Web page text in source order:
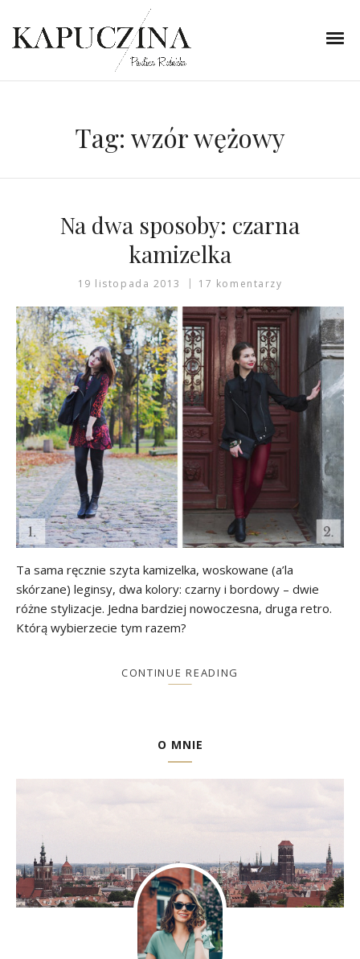
Tag: wzór wężowy
Na dwa sposoby: czarna
kamizelka
19 listopada 2013 17 komentarzy
Ta sama ręcznie szyta kamizelka, woskowane (a’la
skórzane) leginsy, dwa kolory: czarny i bordowy – dwie
różne stylizacje. Jedna bardziej nowoczesna, druga retro.
Którą wybierzecie tym razem?
CONTINUE READING
O MNIE